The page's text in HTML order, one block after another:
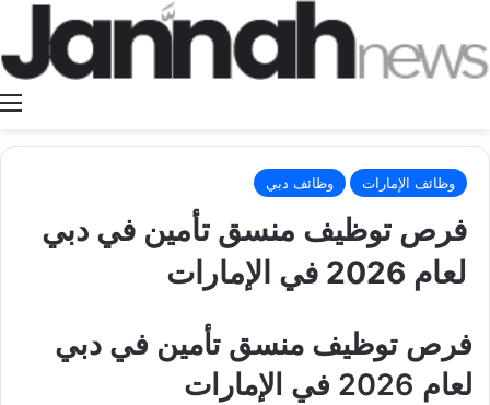
وظائف الإمارات وظائف دبي
فرص توظيف منسق تأمين في دبي
لعام 2026 في الإمارات
فرص توظيف منسق تأمين في دبي
لعام 2026 في الإمارات